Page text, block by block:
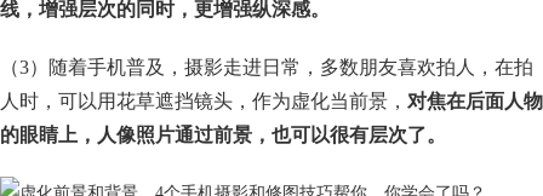
线，增强层次的同时，更增强纵深感。
（3）随着手机普及，摄影走进日常，多数朋友喜欢拍人，在拍
人时，可以用花草遮挡镜头，作为虚化当前景， 对焦在后面人物
的眼睛上，人像照片通过前景，也可以很有层次了。